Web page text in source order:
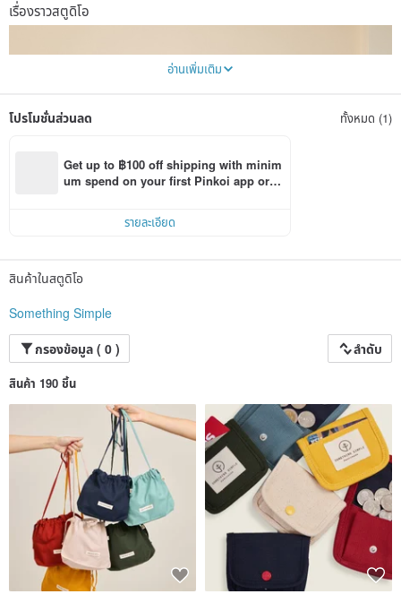
เรื่องราวสตูดิโอ
อ่านเพิ่มเติม
โปรโมชั่นส่วนลด ทั้งหมด (1)
Get up to ฿100 off shipping with minim
um spend on your first Pinkoi app orde
รายละเอียด
สินค้าในสตูดิโอ
Something Simple
กรองข้อมูล ( 0 )
ลำดับ
สินค้า 190 ชิ้น